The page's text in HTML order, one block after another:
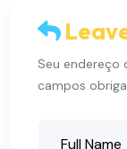
Seu endereço
campos